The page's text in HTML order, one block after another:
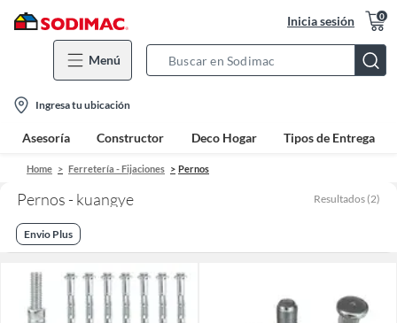
Inicia sesión 0
Menú
Bar
location-
icon
Ingresa tu ubicación
Asesoría Constructor Deco Hogar Tipos de Entrega
Home Ferretería - Fijaciones Pernos
Pernos - kuangye Resultados (2)
Envio Plus